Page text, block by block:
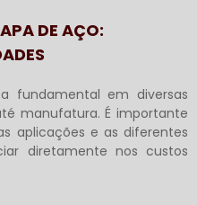
DE AÇO:
fundamental em diversas
manufatura. É importante
aplicações e as diferentes
diretamente nos custos